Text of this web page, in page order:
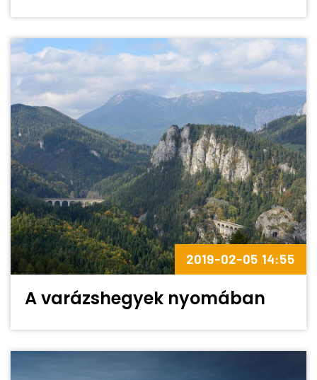
2019-02-05 14:55
A varázshegyek nyomában